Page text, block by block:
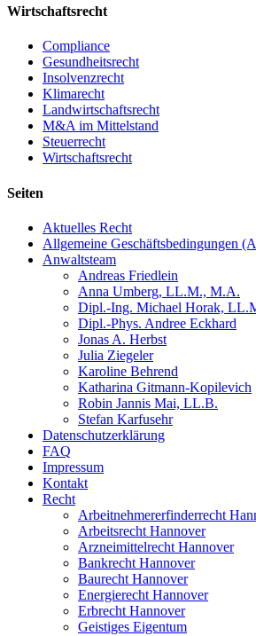
Wirtschaftsrecht
Compliance
Gesundheitsrecht
Insolvenzrecht
Klimarecht
Landwirtschaftsrecht
M&A im Mittelstand
Steuerrecht
Wirtschaftsrecht
Seiten
Aktuelles Recht
Allgemeine Geschäftsbedingungen
Anwaltsteam
Andreas Friedlein
Anna Umberg, LL.M., M.A.
Dipl.-Ing. Michael Horak,
Dipl.-Phys. Andree Eckhard
Jonas A. Herbst
Julia Ziegeler
Karoline Behrend
Katharina Gitmann-Kopilevich
Robin Jannis Mai, LL.B.
Stefan Karfusehr
Datenschutzerklärung
FAQ
Impressum
Kontakt
Recht
Arbeitnehmererfinderrecht
Arbeitsrecht Hannover
Arzneimittelrecht Hannover
Bankrecht Hannover
Baurecht Hannover
Energierecht Hannover
Erbrecht Hannover
Geistiges Eigentum